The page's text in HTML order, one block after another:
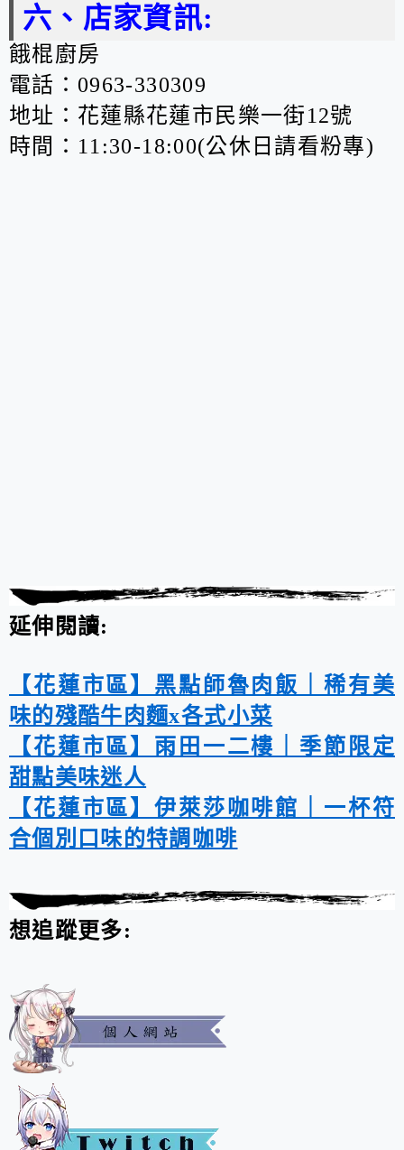
六、店家資訊:
餓棍廚房
電話：0963-330309
地址：花蓮縣花蓮市民樂一街12號
時間：11:30-18:00(公休日請看粉專)
延伸閱讀:
【花蓮市區】黑點師魯肉飯｜稀有美
味的殘酷牛肉麵x各式小菜
【花蓮市區】雨田一二樓｜季節限定
甜點美味迷人
【花蓮市區】伊萊莎咖啡館｜一杯符
合個別口味的特調咖啡
想追蹤更多: